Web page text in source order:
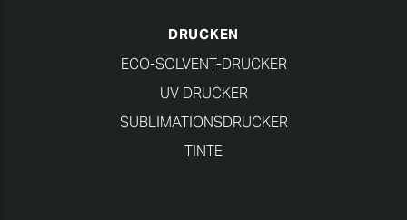
DRUCKEN
ECO-SOLVENT-DRUCKER
UV DRUCKER
SUBLIMATIONSDRUCKER
TINTE